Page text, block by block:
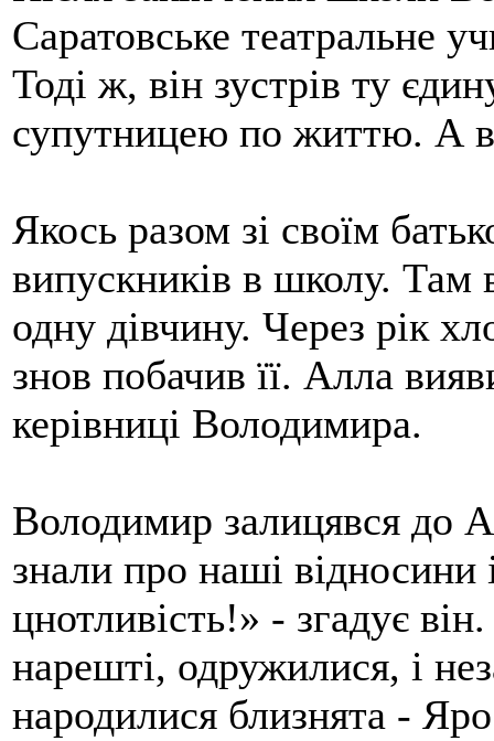
Саратовське театральне
Тоді ж, він зустрів ту
супутницею по життю. А
Якось разом зі своїм
випускників в школу. Там
одну дівчину. Через рік
знов побачив її. Алла
керівниці Володимира.
Володимир залицявся до
знали про наші відносини
цнотливість!» - згадує
нарешті, одружилися, і
народилися близнята -